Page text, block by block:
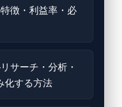
徴・利益率・必
サーチ・分析・
化する方法